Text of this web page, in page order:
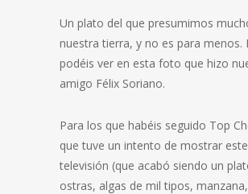
Un plato del que presumimos
nuestra tierra, y no es para menos.
podéis ver en esta foto que hizo
amigo Félix Soriano.
Para los que habéis seguido Top
que tuve un intento de mostrar
televisión (que acabó siendo un
ostras, algas de mil tipos,